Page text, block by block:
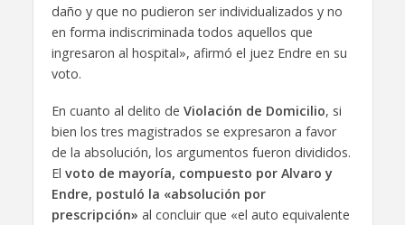
daño y que no pudieron ser individualizados y no
en forma indiscriminada todos aquellos que
ingresaron al hospital», afirmó el juez Endre en su
voto.
En cuanto al delito de Violación de Domicilio, si
bien los tres magistrados se expresaron a favor
de la absolución, los argumentos fueron divididos.
El voto de mayoría, compuesto por Alvaro y
Endre, postuló la «absolución por
prescripción» al concluir que «el auto equivalente